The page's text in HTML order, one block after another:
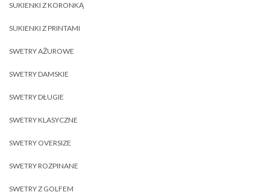
SUKIENKI Z KORONKĄ
SUKIENKI Z PRINTAMI
SWETRY AŻUROWE
SWETRY DAMSKIE
SWETRY DŁUGIE
SWETRY KLASYCZNE
SWETRY OVERSIZE
SWETRY ROZPINANE
SWETRY Z GOLFEM